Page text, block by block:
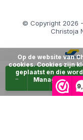
+
-
© Copyright 2026
Christoja
Op de website van
cookies. Cookies zijn
geplaatst en die
Manage